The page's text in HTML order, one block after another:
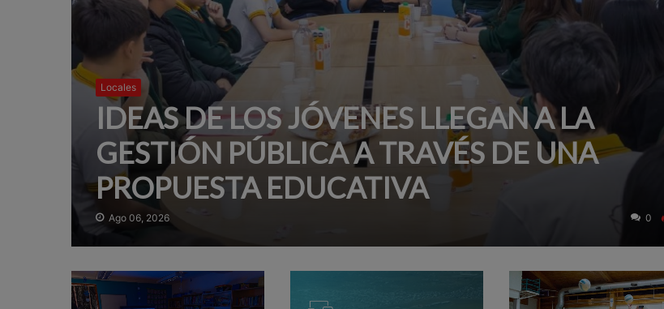
Locales
IDEAS DE LOS JÓVENES LLEGAN A LA
GESTIÓN PÚBLICA A TRAVÉS DE UNA
PROPUESTA EDUCATIVA
Ago 06, 2026 0